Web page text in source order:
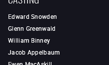
Edward Snowden
Glenn Greenwald
William Binney
Jacob Appelbaum